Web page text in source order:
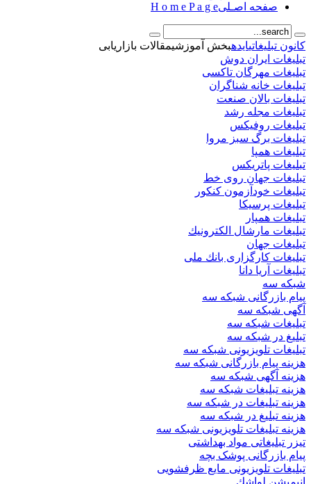
صفحه اصـلیH o m e P a g e
کانون تبلیغاتیایدهبخش آموزشیمقالات بازاریابی
تبلیغات ایران دوش
تبلیغات مهرگان تاكسی
تبلیغات خانه شناگران
تبلیغات بالان صنعت
تبلیغات مجله رشد
تبلیغات روفیكس
تبلیغات برگ سبز مروا
تبلیغات همپا
تبلیغات پاتریكس
تبلیغات جهان روی خط
تبلیغات خودآزمون كنكور
تبلیغات پرسیكا
تبلیغات همپار
تبلیغات مارشال الكترونیك
تبلیغات جهان
تبلیغات كارگزاری بانك ملی
تبلیغات آریا دانا
شبكه سه
پیام بازرگانی شبكه سه
آگهی شبكه سه
تبلیغات شبكه سه
تبلیغ در شبكه سه
تبلیغات تلویزیونی شبكه سه
هزینه پیام بازرگانی شبكه سه
هزینه آگهی شبكه سه
هزینه تبلیغات شبكه سه
هزینه تبلیغات در شبكه سه
هزینه تبلیغ در شبكه سه
هزینه تبلیغات تلویزیونی شبكه سه
تیزر تبلیغاتی مواد بهداشتی
پیام بازرگانی پوشک بچه
تبلیغات تلویزیونی مایع ظرفشویی
انیمیشن لواشك